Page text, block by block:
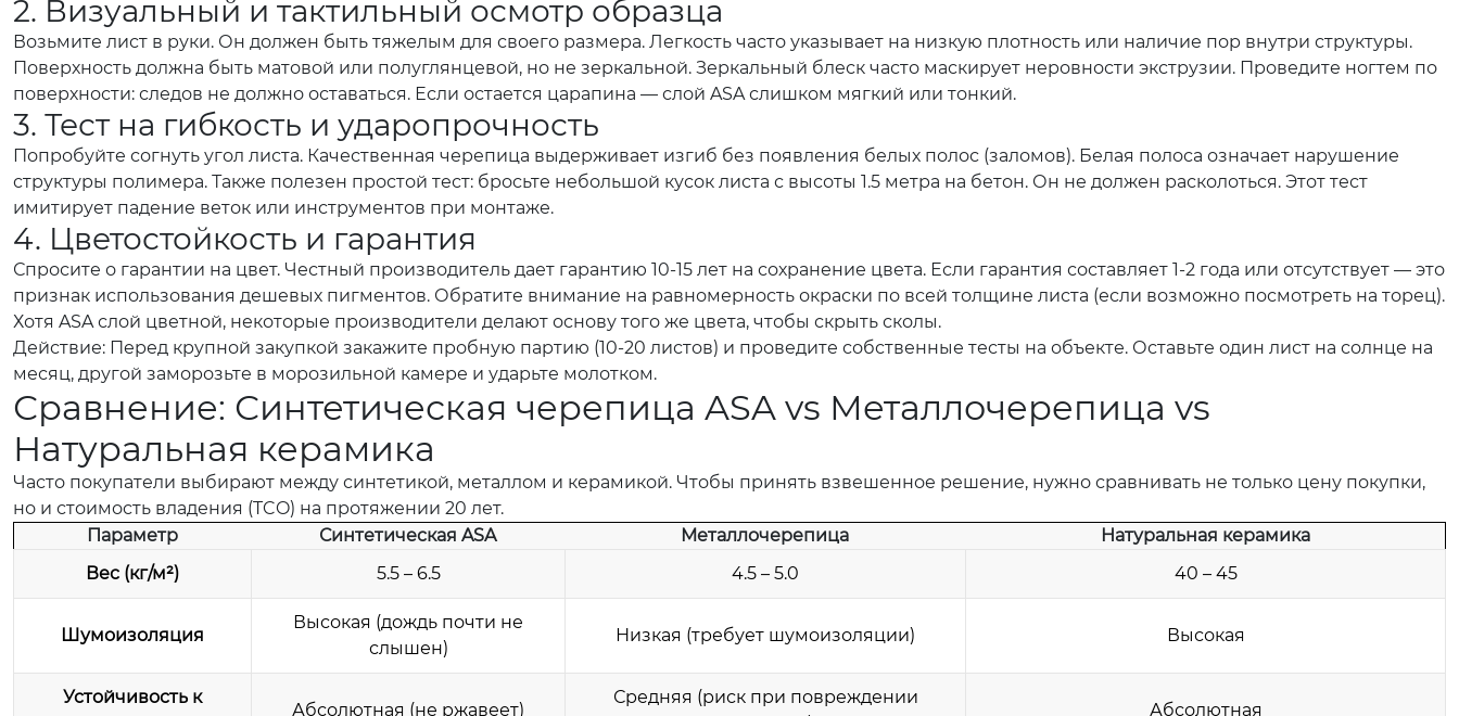
2. Визуальный и тактильный осмотр образца
Возьмите лист в руки. Он должен быть тяжелым для своего размера. Легкость часто указывает на низкую плотность или наличие пор внутри структуры.
Поверхность должна быть матовой или полуглянцевой, но не зеркальной. Зеркальный блеск часто маскирует неровности экструзии. Проведите ногтем по
поверхности: следов не должно оставаться. Если остается царапина — слой ASA слишком мягкий или тонкий.
3. Тест на гибкость и ударопрочность
Попробуйте согнуть угол листа. Качественная черепица выдерживает изгиб без появления белых полос (заломов). Белая полоса означает нарушение
структуры полимера. Также полезен простой тест: бросьте небольшой кусок листа с высоты 1.5 метра на бетон. Он не должен расколоться. Этот тест
имитирует падение веток или инструментов при монтаже.
4. Цветостойкость и гарантия
Спросите о гарантии на цвет. Честный производитель дает гарантию 10-15 лет на сохранение цвета. Если гарантия составляет 1-2 года или отсутствует — это
признак использования дешевых пигментов. Обратите внимание на равномерность окраски по всей толщине листа (если возможно посмотреть на торец).
Хотя ASA слой цветной, некоторые производители делают основу того же цвета, чтобы скрыть сколы.
Действие: Перед крупной закупкой закажите пробную партию (10-20 листов) и проведите собственные тесты на объекте. Оставьте один лист на солнце на
месяц, другой заморозьте в морозильной камере и ударьте молотком.
Сравнение: Синтетическая черепица ASA vs Металлочерепица vs
Натуральная керамика
Часто покупатели выбирают между синтетикой, металлом и керамикой. Чтобы принять взвешенное решение, нужно сравнивать не только цену покупки,
но и стоимость владения (TCO) на протяжении 20 лет.
Параметр
Синтетическая ASA Металлочерепица
Натуральная керамика
Вес (кг/м²)
5.5 – 6.5 4.5 – 5.0 40 – 45
Шумоизоляция
Высокая (дождь почти не
слышен)
Низкая (требует шумоизоляции) Высокая
Устойчивость к
Абсолютная (не ржавеет)
Средняя (риск при повреждении
Абсолютная